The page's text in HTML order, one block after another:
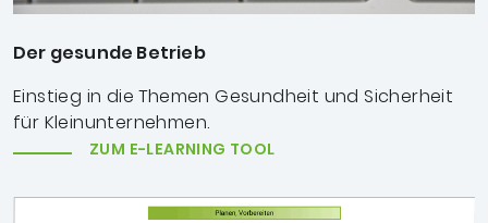
Der gesunde Betrieb
Einstieg in die Themen Gesundheit und Sicherheit
für Kleinunternehmen.
ZUM E-LEARNING TOOL